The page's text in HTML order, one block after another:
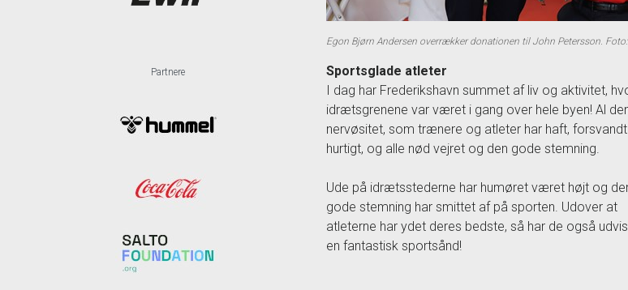
Partnere
Egon Bjørn Andersen overrækker donationen til John Petersson.
Sportsglade atleter
I dag har Frederikshavn summet af liv og aktivitet,
idrætsgrenene var været i gang over hele byen! Al
nervøsitet, som trænere og atleter har haft, forsvandt
hurtigt, og alle nød vejret og den gode stemning.
Ude på idrætsstederne har humøret været højt og
gode stemning har smittet af på sporten. Udover at
atleterne har ydet deres bedste, så har de også
en fantastisk sportsånd!